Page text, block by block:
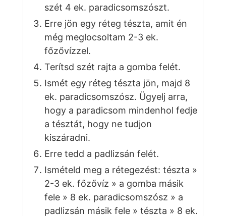
szét 4 ek. paradicsomszószt.
Erre jön egy réteg tészta, amit én
még meglocsoltam 2-3 ek.
főzővízzel.
Terítsd szét rajta a gomba felét.
Ismét egy réteg tészta jön, majd 8
ek. paradicsomszósz. Ügyelj arra,
hogy a paradicsom mindenhol fedje
a tésztát, hogy ne tudjon
kiszáradni.
Erre tedd a padlizsán felét.
Ismételd meg a rétegezést: tészta »
2-3 ek. főzővíz » a gomba másik
fele » 8 ek. paradicsomszósz » a
padlizsán másik fele » tészta » 8 ek.